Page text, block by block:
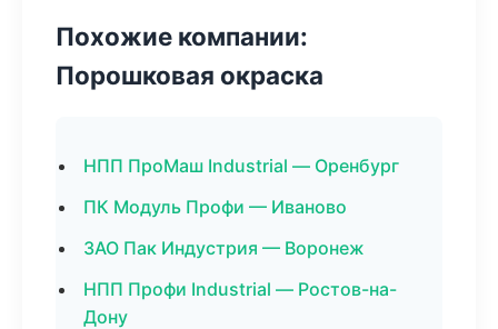
Похожие компании:
Порошковая окраска
НПП ПроМаш Industrial — Оренбург
ПК Модуль Профи — Иваново
ЗАО Пак Индустрия — Воронеж
НПП Профи Industrial — Ростов-на-
Дону